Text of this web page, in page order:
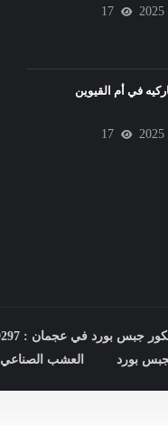
17
في أم القيوين
17
جبس بورد في عجمان : 0547149297
بورد
العشب الصناعي